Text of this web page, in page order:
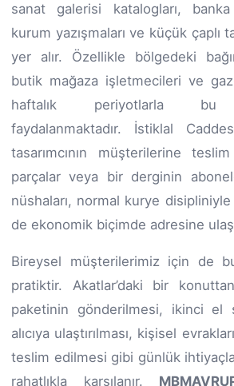
sanat galerisi katalogları,
kurum yazışmaları ve küçük çaplı
yer alır. Özellikle bölgedeki
butik mağaza işletmecileri ve
haftalık periyotlarla bu
faydalanmaktadır. İstiklal
tasarımcının müşterilerine
parçalar veya bir derginin
nüshaları, normal kurye
de ekonomik biçimde adresine
Bireysel müşterilerimiz için de
pratiktir. Akatlar’daki bir
paketinin gönderilmesi, ikinci el
alıcıya ulaştırılması, kişisel
teslim edilmesi gibi günlük
rahatlıkla karşılanır.